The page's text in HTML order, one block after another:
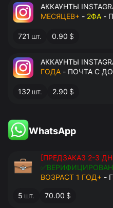
АККАУНТЫ
МЕСЯЦЕВ+ - 2ФА -
721 шт. 0.90 $
АККАУНТЫ
ГОДА - ПОЧТА С
132 шт. 2.90 $
WhatsApp
[ПРЕДЗАКАЗ 2-3
ВОЗРАСТ 1 ГОД+ -
-
НОМЕРОВ - ПРАВА
5 шт. 70.00 $